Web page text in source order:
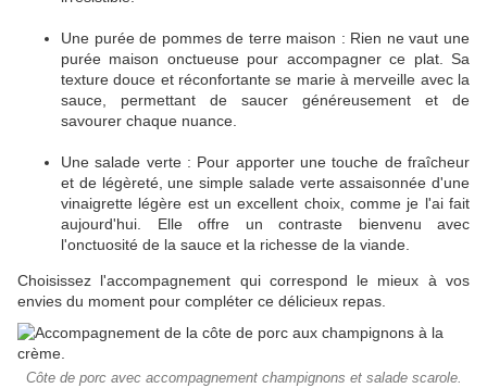
Une purée de pommes de terre maison : Rien ne vaut une
purée maison onctueuse pour accompagner ce plat. Sa
texture douce et réconfortante se marie à merveille avec la
sauce, permettant de saucer généreusement et de
savourer chaque nuance.
Une salade verte : Pour apporter une touche de fraîcheur
et de légèreté, une simple salade verte assaisonnée d'une
vinaigrette légère est un excellent choix, comme je l'ai fait
aujourd'hui. Elle offre un contraste bienvenu avec
l'onctuosité de la sauce et la richesse de la viande.
Choisissez l'accompagnement qui correspond le mieux à vos
envies du moment pour compléter ce délicieux repas.
Côte de porc avec accompagnement champignons et salade scarole.